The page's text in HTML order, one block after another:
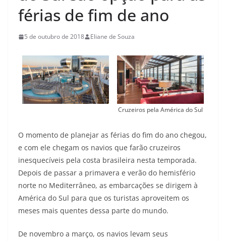
férias de fim de ano
5 de outubro de 2018 Eliane de Souza
Cruzeiros pela América do Sul
O momento de planejar as férias do fim do ano chegou,
e com ele chegam os navios que farão cruzeiros
inesquecíveis pela costa brasileira nesta temporada.
Depois de passar a primavera e verão do hemisfério
norte no Mediterrâneo, as embarcações se dirigem à
América do Sul para que os turistas aproveitem os
meses mais quentes dessa parte do mundo.
De novembro a março, os navios levam seus